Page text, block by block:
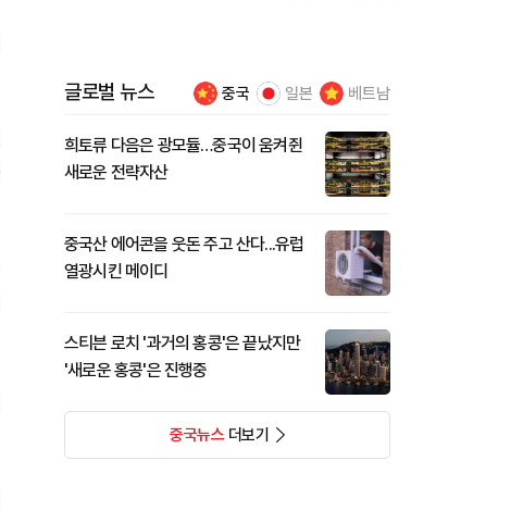
글로벌 뉴스 중국 일본 베트남
희토류 다음은 광모듈…중국이 움켜쥔
새로운 전략자산
중국산 에어콘을 웃돈 주고 산다...유럽
열광시킨 메이디
스티븐 로치 '과거의 홍콩'은 끝났지만
'새로운 홍콩'은 진행중
중국뉴스더보기